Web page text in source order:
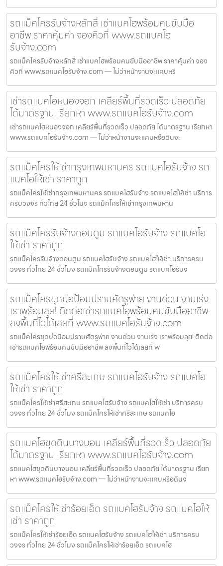
รถแม็คโครรับจ้างหลักสี่ เช่าแบคโฮพร้อมคนขับมือ
อาชีพ ราคาคุ้มค่า จองคิวที่ www.รถแบคโฮ
รับจ้าง.com
รถแม็คโครรับจ้างหลักสี่ เช่าแบคโฮพร้อมคนขับมืออาชีพ ราคาคุ้มค่า จอง
คิวที่ www.รถแบคโฮรับจ้าง.com — ไม่ว่าหน้างานจะแคบหรื
เช่ารถแบคโฮหนองจอก เคลียร์พื้นที่รวดเร็ว ปลอดภัย
ได้มาตรฐาน เรียกหา www.รถแบคโฮรับจ้าง.com
เช่ารถแบคโฮหนองจอก เคลียร์พื้นที่รวดเร็ว ปลอดภัย ได้มาตรฐาน เรียกหา
www.รถแบคโฮรับจ้าง.com — ไม่ว่าหน้างานจะแคบหรือดินจะ
รถแม็คโครให้เช่ากรุงเทพมหานคร รถแบคโฮรับจ้าง รถ
แบคโฮให้เช่า ราคาถูก
รถแม็คโครให้เช่ากรุงเทพมหานคร รถแบคโฮรับจ้าง รถแบคโฮให้เช่า บริการ
ครบวงจร ทั่วไทย 24 ชั่วโมง รถแม็คโครให้เช่ากรุงเทพมหาน
รถแม็คโครรับจ้างดอนตูม รถแบคโฮรับจ้าง รถแบคโฮ
ให้เช่า ราคาถูก
รถแม็คโครรับจ้างดอนตูม รถแบคโฮรับจ้าง รถแบคโฮให้เช่า บริการครบ
วงจร ทั่วไทย 24 ชั่วโมง รถแม็คโครรับจ้างดอนตูม รถแบคโฮรับจ
รถแม็คโครขุดบ่อป้อมปราบศัตรูพ่าย งานด่วน งานเร่ง
เราพร้อมลุย! ติดต่อเช่ารถแบคโฮพร้อมคนขับมืออาชีพ
ลงพื้นที่ไวได้เลยที่ www.รถแบคโฮรับจ้าง.com
รถแม็คโครขุดบ่อป้อมปราบศัตรูพ่าย งานด่วน งานเร่ง เราพร้อมลุย! ติดต่อ
เช่ารถแบคโฮพร้อมคนขับมืออาชีพ ลงพื้นที่ไวได้เลยที่ w
รถแม็คโครให้เช่าศรีสะเกษ รถแบคโฮรับจ้าง รถแบคโฮ
ให้เช่า ราคาถูก
รถแม็คโครให้เช่าศรีสะเกษ รถแบคโฮรับจ้าง รถแบคโฮให้เช่า บริการครบ
วงจร ทั่วไทย 24 ชั่วโมง รถแม็คโครให้เช่าศรีสะเกษ รถแบคโฮ
รถแบคโฮขุดดินบางบอน เคลียร์พื้นที่รวดเร็ว ปลอดภัย
ได้มาตรฐาน เรียกหา www.รถแบคโฮรับจ้าง.com
รถแบคโฮขุดดินบางบอน เคลียร์พื้นที่รวดเร็ว ปลอดภัย ได้มาตรฐาน เรียก
หา www.รถแบคโฮรับจ้าง.com — ไม่ว่าหน้างานจะแคบหรือดินจ
รถแม็คโครให้เช่าร้อยเอ็ด รถแบคโฮรับจ้าง รถแบคโฮให้
เช่า ราคาถูก
รถแม็คโครให้เช่าร้อยเอ็ด รถแบคโฮรับจ้าง รถแบคโฮให้เช่า บริการครบ
วงจร ทั่วไทย 24 ชั่วโมง รถแม็คโครให้เช่าร้อยเอ็ด รถแบคโฮ